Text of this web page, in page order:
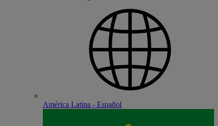
América Latina - Español